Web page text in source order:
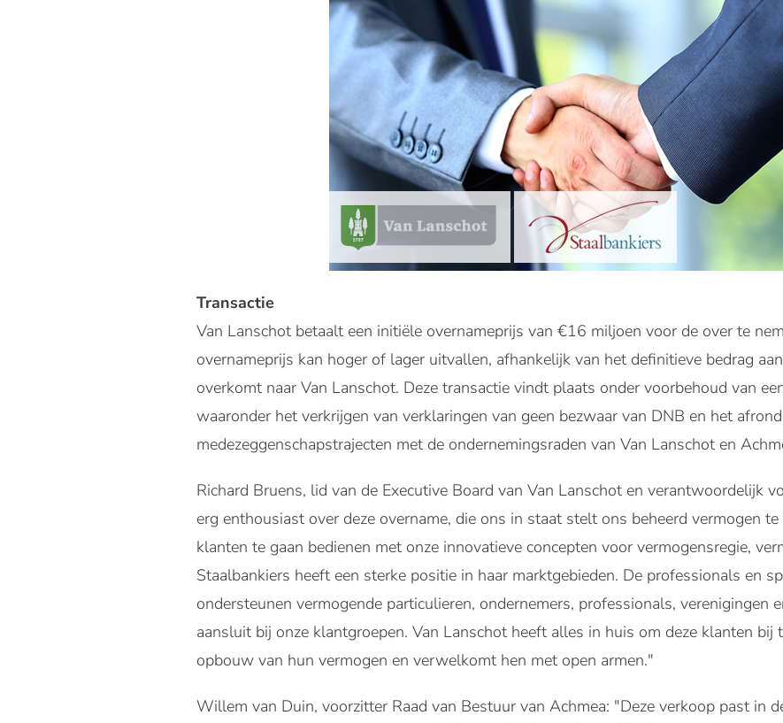
Transactie
Van Lanschot betaalt een initiële overnameprijs van €16 miljoen voor de over te
overnameprijs kan hoger of lager uitvallen, afhankelijk van het definitieve bedrag
overkomt naar Van Lanschot. Deze transactie vindt plaats onder voorbehoud van
waaronder het verkrijgen van verklaringen van geen bezwaar van DNB en het
medezeggenschapstrajecten met de ondernemingsraden van Van Lanschot en
Richard Bruens, lid van de Executive Board van Van Lanschot en verantwoordelijk
erg enthousiast over deze overname, die ons in staat stelt ons beheerd vermogen
klanten te gaan bedienen met onze innovatieve concepten voor vermogensregie,
Staalbankiers heeft een sterke positie in haar marktgebieden. De professionals en
ondersteunen vermogende particulieren, ondernemers, professionals, verenigingen
aansluit bij onze klantgroepen. Van Lanschot heeft alles in huis om deze klanten bij
opbouw van hun vermogen en verwelkomt hen met open armen."
Willem van Duin, voorzitter Raad van Bestuur van Achmea: "Deze verkoop past in